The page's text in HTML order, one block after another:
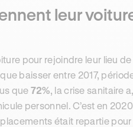
leur
pour rejoindre leur lieu
baisser entre 2017,
que 72%, la crise sanitaire
personnel. C’est en
était repartie